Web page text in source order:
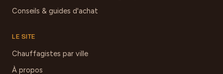
Conseils & guides d'achat
LE SITE
Chauffagistes par ville
À propos